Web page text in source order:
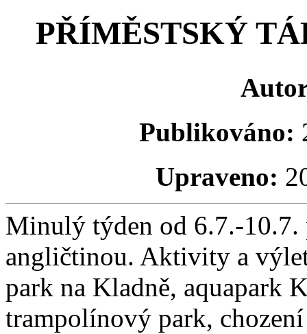
PŘÍMĚSTSKÝ
Publikováno:
Upraveno:
Minulý týden od 6.7.-10.7.
angličtinou. Aktivity a
park na Kladně, aquapark
trampolínový park,